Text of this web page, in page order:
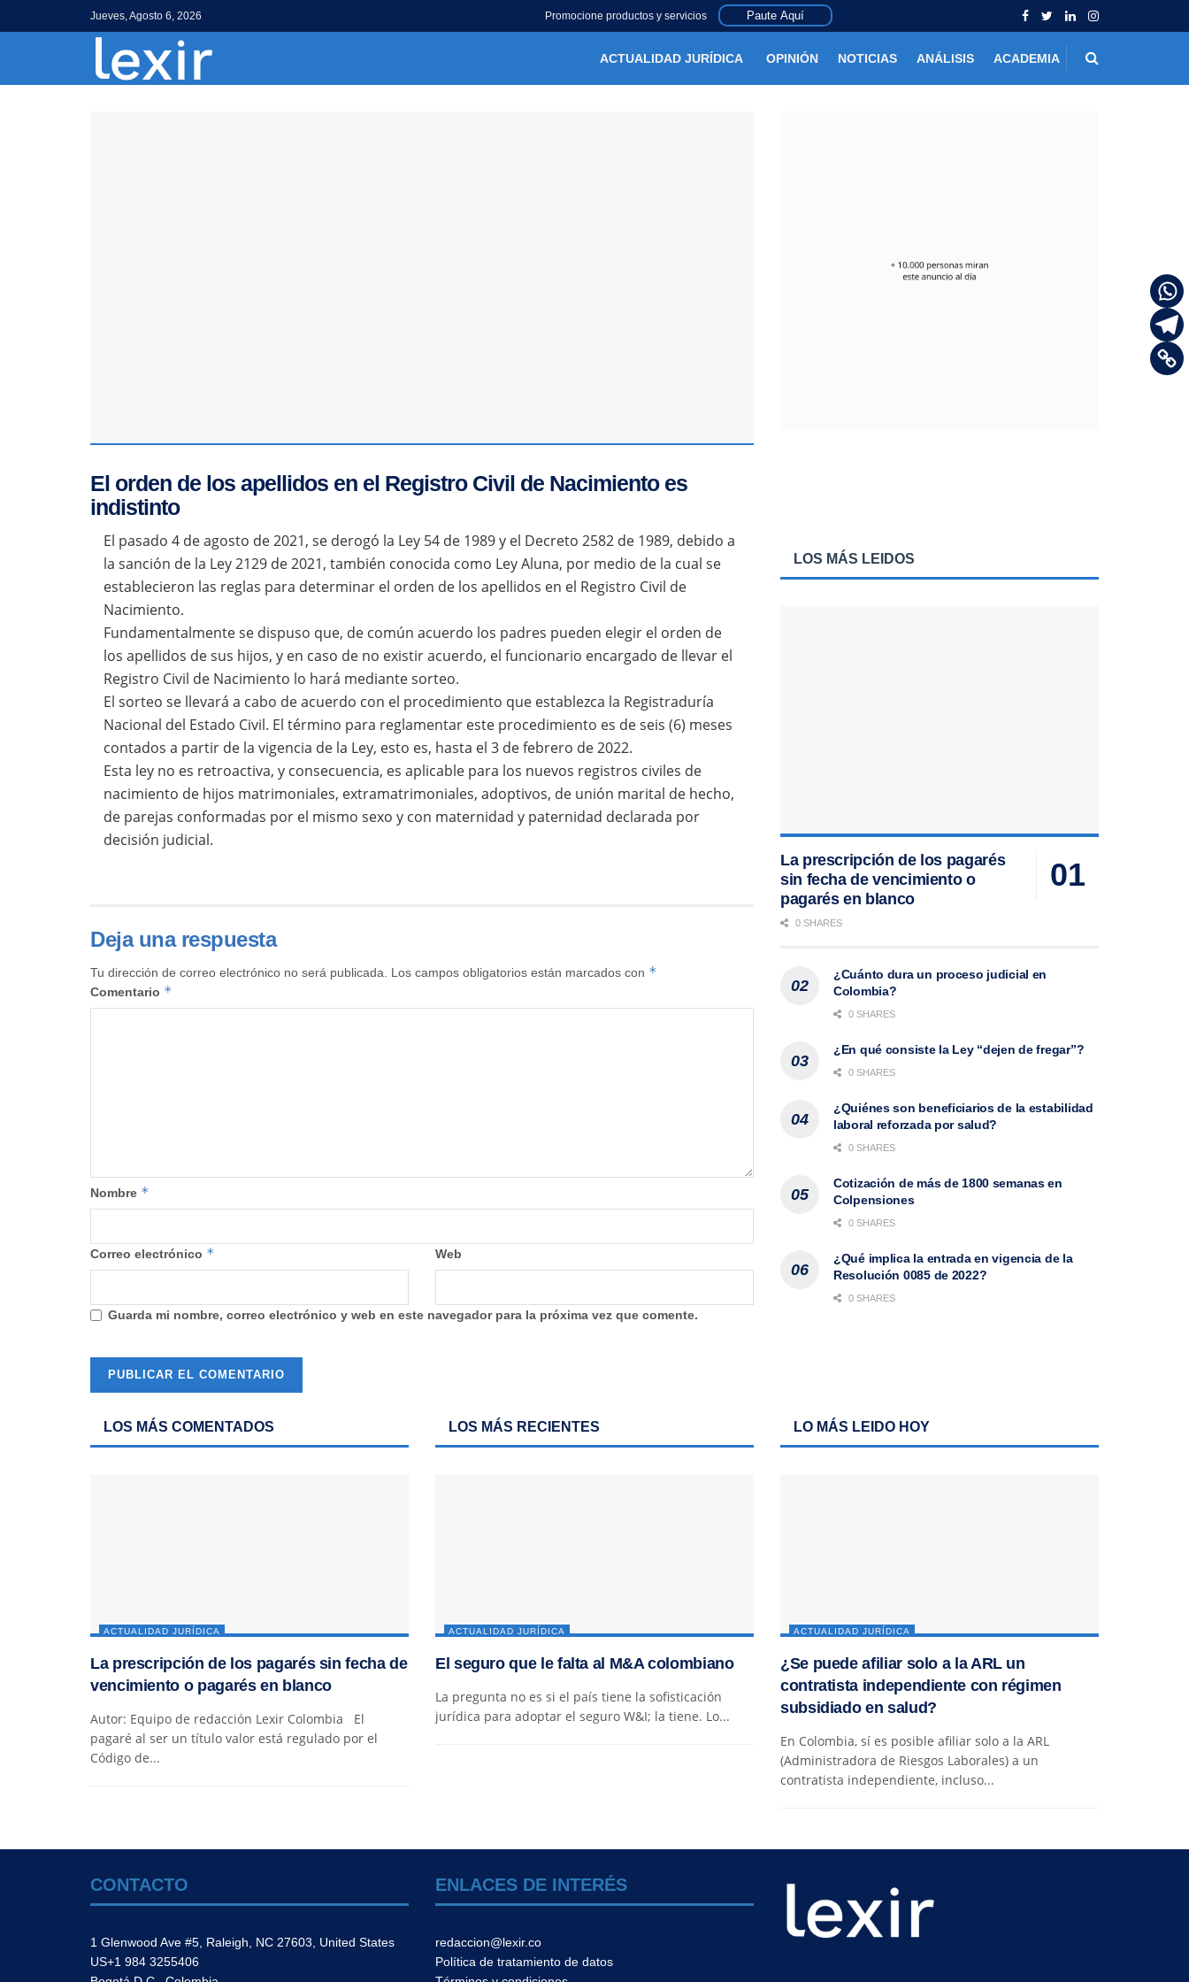
Jueves, Agosto 6, 2026 Promocione productos y servicios Paute Aquí
ACTUALIDAD JURÍDICA OPINIÓN NOTICIAS ANÁLISIS ACADEMIA
El orden de los apellidos en el Registro Civil de Nacimiento es
indistinto
El pasado 4 de agosto de 2021, se derogó la Ley 54 de 1989 y el Decreto 2582 de 1989, debido a
la sanción de la Ley 2129 de 2021, también conocida como Ley Aluna, por medio de la cual se
establecieron las reglas para determinar el orden de los apellidos en el Registro Civil de
Nacimiento.
Fundamentalmente se dispuso que, de común acuerdo los padres pueden elegir el orden de
los apellidos de sus hijos, y en caso de no existir acuerdo, el funcionario encargado de llevar el
Registro Civil de Nacimiento lo hará mediante sorteo.
El sorteo se llevará a cabo de acuerdo con el procedimiento que establezca la Registraduría
Nacional del Estado Civil. El término para reglamentar este procedimiento es de seis (6) meses
contados a partir de la vigencia de la Ley, esto es, hasta el 3 de febrero de 2022.
Esta ley no es retroactiva, y consecuencia, es aplicable para los nuevos registros civiles de
nacimiento de hijos matrimoniales, extramatrimoniales, adoptivos, de unión marital de hecho,
de parejas conformadas por el mismo sexo y con maternidad y paternidad declarada por
decisión judicial.
Deja una respuesta
Tu dirección de correo electrónico no será publicada. Los campos obligatorios están marcados con *
Comentario *
Nombre *
Correo electrónico * Web
Guarda mi nombre, correo electrónico y web en este navegador para la próxima vez que comente.
LOS MÁS LEIDOS
La prescripción de los pagarés
sin fecha de vencimiento o
pagarés en blanco
0 SHARES
¿Cuánto dura un proceso judicial en
Colombia?
0 SHARES
¿En qué consiste la Ley “dejen de fregar”?
0 SHARES
¿Quiénes son beneficiarios de la estabilidad
laboral reforzada por salud?
0 SHARES
Cotización de más de 1800 semanas en
Colpensiones
0 SHARES
¿Qué implica la entrada en vigencia de la
Resolución 0085 de 2022?
0 SHARES
LOS MÁS COMENTADOS
ACTUALIDAD JURÍDICA
La prescripción de los pagarés sin fecha de
vencimiento o pagarés en blanco
Autor: Equipo de redacción Lexir Colombia El
pagaré al ser un título valor está regulado por el
Código de...
LOS MÁS RECIENTES
ACTUALIDAD JURÍDICA
El seguro que le falta al M&A colombiano
La pregunta no es si el país tiene la sofisticación
jurídica para adoptar el seguro W&I; la tiene. Lo...
LO MÁS LEIDO HOY
ACTUALIDAD JURÍDICA
¿Se puede afiliar solo a la ARL un
contratista independiente con régimen
subsidiado en salud?
En Colombia, sí es posible afiliar solo a la ARL
(Administradora de Riesgos Laborales) a un
contratista independiente, incluso...
CONTACTO
1 Glenwood Ave #5, Raleigh, NC 27603, United States
US+1 984 3255406
ENLACES DE INTERÉS
redaccion@lexir.co
Política de tratamiento de datos